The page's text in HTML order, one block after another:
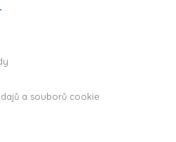
a souborů cookie